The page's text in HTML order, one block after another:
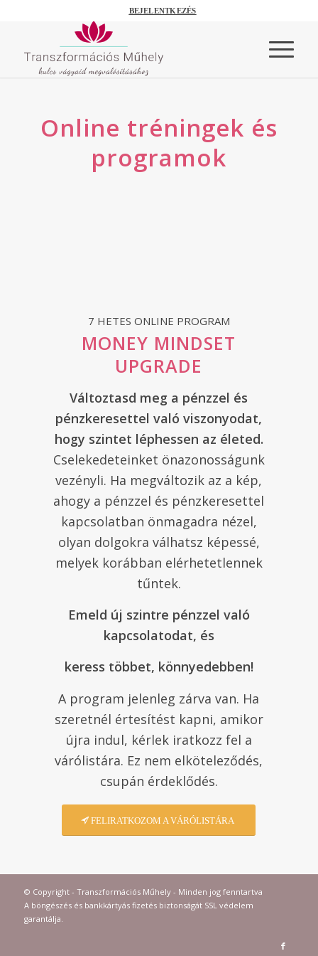
BEJELENTKEZÉS
Online tréningek és
programok
7 HETES ONLINE PROGRAM
MONEY MINDSET
UPGRADE
Változtasd meg a pénzzel és
pénzkeresettel való viszonyodat,
hogy szintet léphessen az életed.
Cselekedeteinket önazonosságunk
vezényli. Ha megváltozik az a kép,
ahogy a pénzzel és pénzkeresettel
kapcsolatban önmagadra nézel,
olyan dolgokra válhatsz képessé,
melyek korábban elérhetetlennek
tűntek.
Emeld új szintre pénzzel való
kapcsolatodat, és
keress többet, könnyedebben!
A program jelenleg zárva van. Ha
szeretnél értesítést kapni, amikor
újra indul, kérlek iratkozz fel a
várólistára. Ez nem elköteleződés,
csupán érdeklődés.
FELIRATKOZOM A VÁRÓLISTÁRA
© Copyright - Transzformációs Műhely - Minden jog fenntartva
A böngészés és bankkártyás fizetés biztonságát SSL védelem
garantálja.